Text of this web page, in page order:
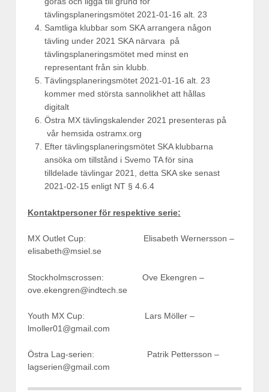
tävlingsplaneringsmötet 2021-01-16 alt. 23
Samtliga klubbar som SKA arrangera någon
tävling under 2021 SKA närvara på
tävlingsplaneringsmötet med minst en
representant från sin klubb.
Tävlingsplaneringsmötet 2021-01-16 alt. 23
kommer med största sannolikhet att hållas
digitalt
Östra MX tävlingskalender 2021 presenteras på
vår hemsida ostramx.org
Efter tävlingsplaneringsmötet SKA klubbarna
ansöka om tillstånd i Svemo TA för sina
tilldelade tävlingar 2021, detta SKA ske senast
2021-02-15 enligt NT § 4.6.4
Kontaktpersoner för respektive serie:
MX Outlet Cup: Elisabeth Wernersson –
elisabeth@msiel.se
Stockholmscrossen: Ove Ekengren –
ove.ekengren@indtech.se
Youth MX Cup: Lars Möller –
lmoller01@gmail.com
Östra Lag-serien: Patrik Pettersson –
lagserien@gmail.com